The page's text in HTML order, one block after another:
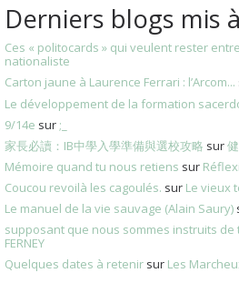
Derniers blogs mis
Ces « politocards » qui veulent rester
nationaliste
Carton jaune à Laurence Ferrari : l’Arcom...
Le développement de la formation
9/14e sur ;_
家長必讀：IB中學入學準備與選校攻略 sur
Mémoire quand tu nous retiens sur
Coucou revoilà les cagoulés. sur Le vieux
Le manuel de la vie sauvage (Alain Saury)
supposant que nous sommes instruits de
FERNEY
Quelques dates à retenir sur Les